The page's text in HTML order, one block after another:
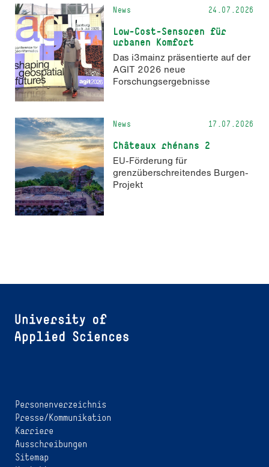
News 24.07.2026
Low-Cost-Sensoren für
urbanen Komfort
Das i3mainz präsentierte auf der
AGIT 2026 neue
Forschungsergebnisse
News 17.07.2026
Châteaux rhénans 2
EU-Förderung für
grenzüberschreitendes Burgen-
Projekt
Personenverzeichnis
Presse/Kommunikation
Karriere
Ausschreibungen
Sitemap